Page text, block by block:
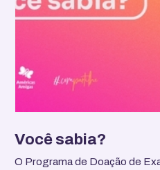
Você sabia?
O Programa de Doação de